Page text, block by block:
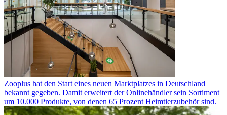
Zooplus hat den Start eines neuen Marktplatzes in Deutschland
bekannt gegeben. Damit erweitert der Onlinehändler sein Sortiment
um 10.000 Produkte, von denen 65 Prozent Heimtierzubehör sind.